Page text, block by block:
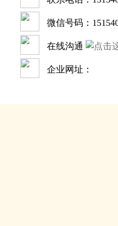
微信号码：
在线沟通
企业网址：